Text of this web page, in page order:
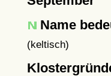
Name
(keltisch)